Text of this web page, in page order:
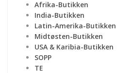
Afrika-Butikken
India-Butikken
Latin-Amerika-Butikken
Midtøsten-Butikken
USA & Karibia-Butikken
SOPP
TE